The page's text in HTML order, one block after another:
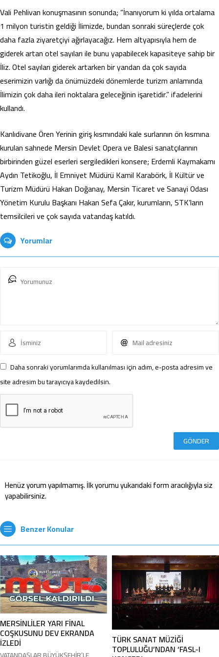
Vali Pehlivan konuşmasının sonunda; “İnanıyorum ki yılda ortalama
1 milyon turistin geldiği İlimizde, bundan sonraki süreçlerde çok
daha fazla ziyaretçiyi ağırlayacağız. Hem altyapısıyla hem de
giderek artan otel sayıları ile bunu yapabilecek kapasiteye sahip bir
İliz. Otel sayıları giderek artarken bir yandan da çok sayıda
eserimizin varlığı da önümüzdeki dönemlerde turizm anlamında
İlimizin çok daha ileri noktalara geleceğinin işaretidir.” ifadelerini
kullandı.
Kanlıdivane Ören Yerinin giriş kısmındaki kale surlarının ön kısmına
kurulan sahnede Mersin Devlet Opera ve Balesi sanatçılarının
birbirinden güzel eserleri sergiledikleri konsere; Erdemli Kaymakamı
Aydın Tetikoğlu, İl Emniyet Müdürü Kamil Karabörk, İl Kültür ve
Turizm Müdürü Hakan Doğanay, Mersin Ticaret ve Sanayi Odası
Yönetim Kurulu Başkanı Hakan Sefa Çakır, kurumların, STK’ların
temsilcileri ve çok sayıda vatandaş katıldı.
Yorumlar
Daha sonraki yorumlarımda kullanılması için adım, e-posta adresim ve
site adresim bu tarayıcıya kaydedilsin.
Henüz yorum yapılmamış. İlk yorumu yukarıdaki form aracılığıyla siz
yapabilirsiniz.
Benzer Konular
MERSİNLİLER YARI FİNAL
COŞKUSUNU DEV EKRANDA
İZLEDİ TÜRK SANAT MÜZİĞİ
TOPLULUĞU’NDAN ‘FASL-I